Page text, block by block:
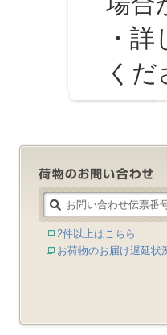
・詳
くだ
2件以上はこちら
お荷物のお届け遅延状